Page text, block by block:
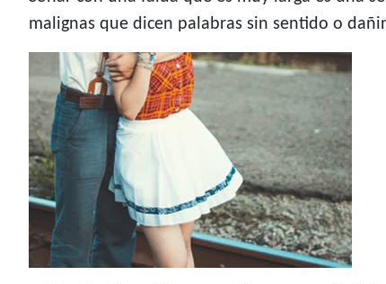
malignas que dicen palabras sin sentido o